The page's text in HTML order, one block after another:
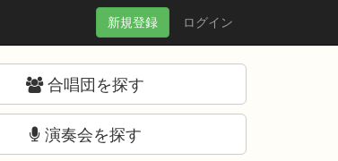
ログイン
新規登録
合唱団を探す
演奏会を探す